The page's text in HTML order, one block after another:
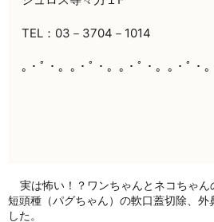
TEL：03－3704－1014
｡・ﾟ・。｡・ﾟ・。｡・ﾟ・。｡・ﾟ・｡
実は怖い！？ワンちゃんとネコちゃん
短頭種（パグちゃん）の軟口蓋切除、外
した。